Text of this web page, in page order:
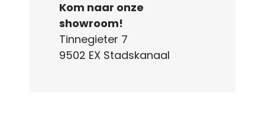
Kom naar onze
showroom!
Tinnegieter 7
9502 EX Stadskanaal